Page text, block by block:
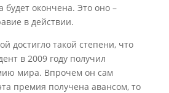
будет окончена. Это оно –
в действии.
достигло такой степени, что
в 2009 году получил
мира. Впрочем он сам
премия получена авансом, то